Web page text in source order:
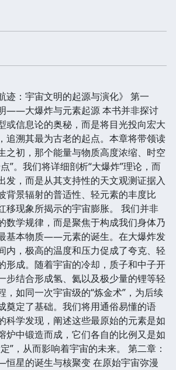
迹：宇宙文明的起源与演化》 第一
——大爆炸与元素起源 本书并非探讨
或信息论的奥秘，而是将目光投向宏大
追溯其最为古老的起点。本章将带领读
之初，那个能量与物质高度浓缩、时空
”。我们将详细剖析“大爆炸”理论，而
发，而是从其支持性的天文观测证据入
背景辐射的普适性、轻元素的丰度比
移现象所揭示的宇宙膨胀。 我们并非
数学规律，而是聚焦于构成我们身体乃
基本物质——元素的诞生。在大爆炸发
内，极高的温度和压力促成了夸克、轻
形成。随着宇宙的冷却，质子和中子开
步结合形成氢、氦以及极少量的锂等轻
，如同一次宇宙级的“炼金术”，为后续
奠定了基础。我们将用通俗易懂的语
科学发现，阐述这些最原始的元素是如
炉中锻造而成，它们各自的比例又是如
”，从而影响着宇宙的未来。 第二章：
星的诞生与核聚变 在原始宇宙弥漫